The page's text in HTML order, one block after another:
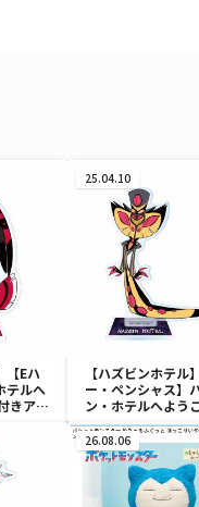
【Eハ
テルへ
きアク
25.04.10
【ハズビンホテル
ー・ペンシャス】
ン・ホテルへよう
ンド付きアクリル
vol.2
26.08.06